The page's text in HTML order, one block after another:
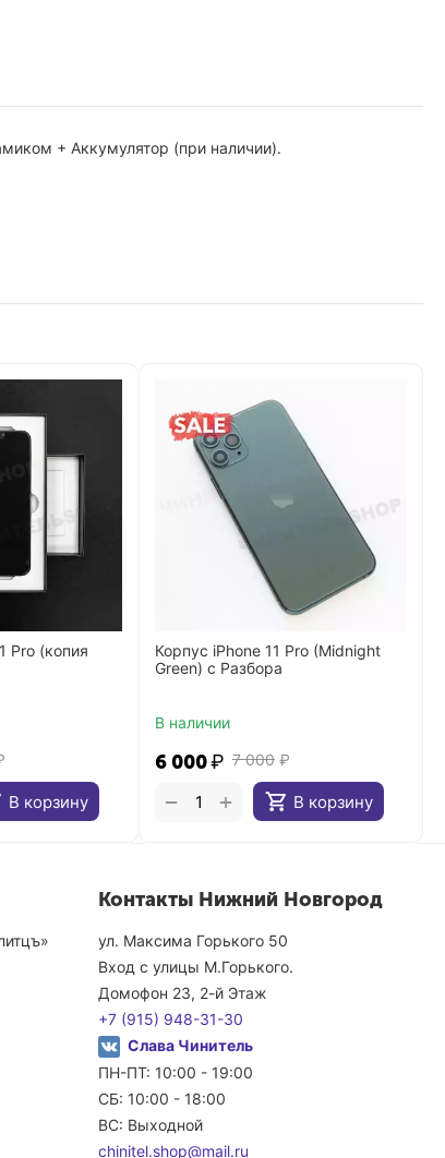
+ Аккумулятор (при наличии).
Pro (копия
В корзину
Корпус iPhone 11 Pro (Midnight
Green) с Разбора
В наличии
7 000 ₽
6 000₽
В корзину
+
−
Контакты Нижний Новгород
ул. Максима Горького 50
Вход с улицы М.Горького.
Домофон 23, 2-й Этаж
+7 (915) 948-31-30
Слава Чинитель
ПН-ПТ: 10:00 - 19:00
СБ: 10:00 - 18:00
ВС: Выходной
chinitel.shop@mail.ru